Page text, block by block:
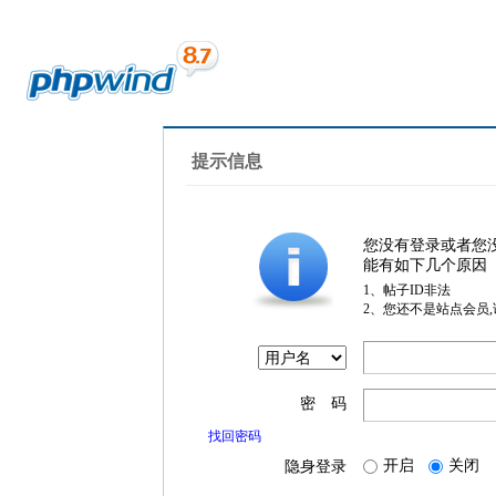
提示信息
您没有登录或者您
能有如下几个原因
1、帖子ID非法
2、您还不是站点会员
密 码
找回密码
隐身登录 开启 关闭